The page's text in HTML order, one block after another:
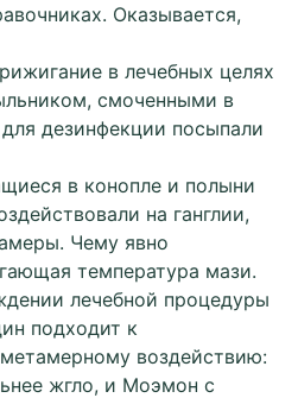
Оказывается,
в лечебных целях
смоченными в
дезинфекции посыпали
в конопле и полыни
на ганглии,
Чему явно
температура мази.
лечебной процедуры
подходит к
воздействию:
жгло, и Моэмон с